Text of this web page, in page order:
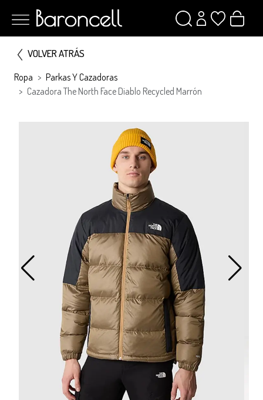
VOLVER ATRÁS
Ropa
Parkas Y Cazadoras
Cazadora The North Face Diablo Recycled Marrón